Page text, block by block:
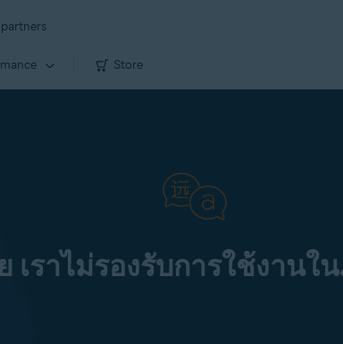
Store
เราไม่รองรับการใช้งานใ